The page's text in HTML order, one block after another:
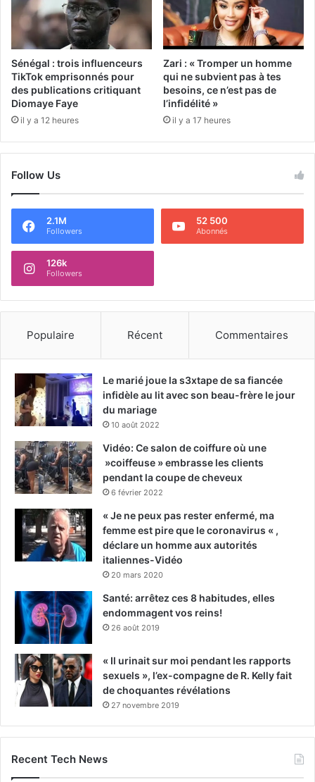
Sénégal : trois influenceurs
TikTok emprisonnés pour
des publications critiquant
Diomaye Faye
il y a 12 heures
Zari : « Tromper un homme
qui ne subvient pas à tes
besoins, ce n’est pas de
l’infidélité »
il y a 17 heures
Follow Us
2.1M
Followers
52 500
Abonnés
126k
Followers
Populaire Récent Commentaires
Le marié joue la s3xtape de sa fiancée
infidèle au lit avec son beau-frère le jour
du mariage
10 août 2022
Vidéo: Ce salon de coiffure où une
»coiffeuse » embrasse les clients
pendant la coupe de cheveux
6 février 2022
« Je ne peux pas rester enfermé, ma
femme est pire que le coronavirus « ,
déclare un homme aux autorités
italiennes-Vidéo
20 mars 2020
Santé: arrêtez ces 8 habitudes, elles
endommagent vos reins!
26 août 2019
« Il urinait sur moi pendant les rapports
sexuels », l’ex-compagne de R. Kelly fait
de choquantes révélations
27 novembre 2019
Recent Tech News